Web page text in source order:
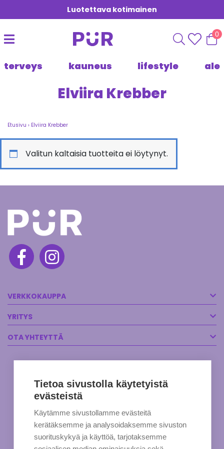
Luotettava kotimainen
0
terveys kauneus lifestyle ale
Elviira Krebber
Etusivu › Elviira Krebber
Valitun kaltaisia tuotteita ei löytynyt.
VERKKOKAUPPA
YRITYS
OTA YHTEYTTÄ
Tietoa sivustolla käytetyistä
evästeistä
Käytämme sivustollamme evästeitä
kerätäksemme ja analysoidaksemme sivuston
suorituskykyä ja käyttöä, tarjotaksemme